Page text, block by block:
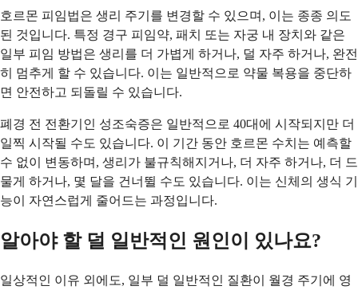
호르몬 피임법은 생리 주기를 변경할 수 있으며, 이는 종종 의도
된 것입니다. 특정 경구 피임약, 패치 또는 자궁 내 장치와 같은
일부 피임 방법은 생리를 더 가볍게 하거나, 덜 자주 하거나, 완전
히 멈추게 할 수 있습니다. 이는 일반적으로 약물 복용을 중단하
면 안전하고 되돌릴 수 있습니다.
폐경 전 전환기인 성조숙증은 일반적으로 40대에 시작되지만 더
일찍 시작될 수도 있습니다. 이 기간 동안 호르몬 수치는 예측할
수 없이 변동하며, 생리가 불규칙해지거나, 더 자주 하거나, 더 드
물게 하거나, 몇 달을 건너뛸 수도 있습니다. 이는 신체의 생식 기
능이 자연스럽게 줄어드는 과정입니다.
알아야 할 덜 일반적인 원인이 있나요?
일상적인 이유 외에도, 일부 덜 일반적인 질환이 월경 주기에 영